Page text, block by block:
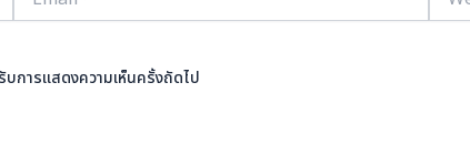
บการแสดงความเห็นครั้งถัดไป